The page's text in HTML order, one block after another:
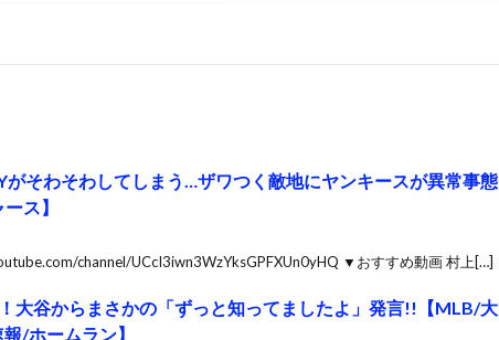
がそわそわしてしまう…ザワつく敵地にヤンキースが異常事態
ス】
channel/UCcI3iwn3WzYksGPFXUn0yHQ ▼おすすめ動画 村上[…]
大谷からまさかの「ずっと知ってましたよ」発言!!【MLB/大
/ホームラン】